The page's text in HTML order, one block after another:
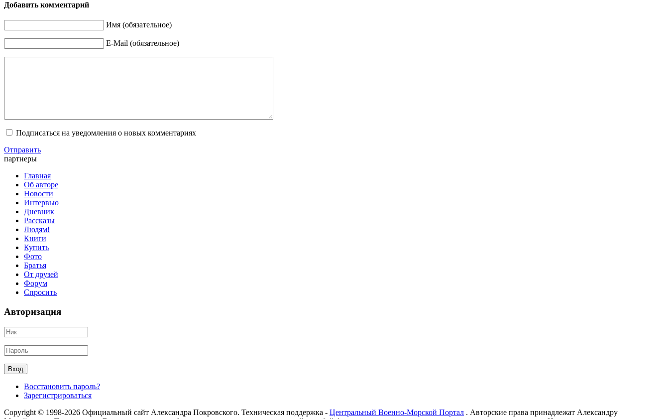
Добавить комментарий
Имя (обязательное)
E-Mail (обязательное)
Подписаться на уведомления о новых комментариях
Отправить
партнеры
Главная
Об авторе
Новости
Интервью
Дневник
Рассказы
Людям!
Книги
Купить
Фото
Братья
От друзей
Форум
Спросить
Авторизация
Восстановить пароль?
Зарегистрироваться
Copyright © 1998-2026 Официальный сайт Александра Покровского. Техническая поддержка - Центральный Военно-Морской Портал . Авторские права принадлежат Александру